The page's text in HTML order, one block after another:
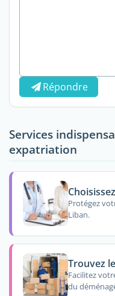
Répondre
Services
expatriation
Protégez
Liban.
Trouvez
Facilitez
du